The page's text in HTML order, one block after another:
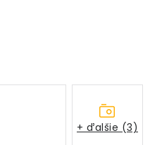
+ ďalšie (3)